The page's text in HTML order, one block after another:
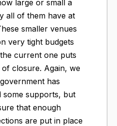
large or small a
all of them have at
smaller venues
very tight budgets
current one puts
closure. Again, we
has
some supports, but
that enough
are put in place